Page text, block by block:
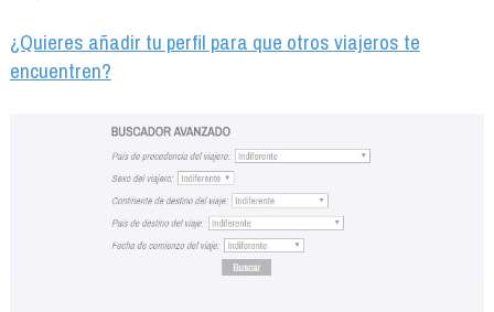
¿Quieres añadir tu perfil para que otros viajeros te
encuentren?